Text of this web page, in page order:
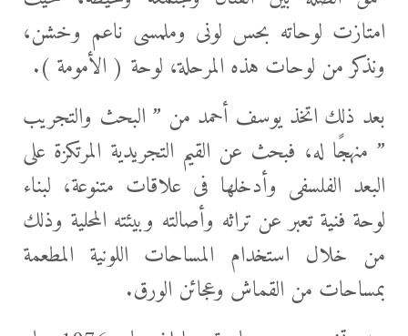
امتازت لوحاته بحس لونى وملمسى ناعم وخشن،
ونذكر من لوحات هذه المرحلة، لوحة ( الأمومة ).
بعد ذلك اتخذ يوسف أحمد من ” البحث والتجريب
” منهجًا له، فبحث عن القيم التجريدية المرتكزة على
البعد الفلسفى وأدخلها فى علاقات متنوعة، لبناء
لوحة فنية تعبر عن تراثه وأصالته وبيئته المحلية وذلك
من خلال استخدام المساحات اللونية المطعمة
بمساحات من القماش وعجائن الورق.